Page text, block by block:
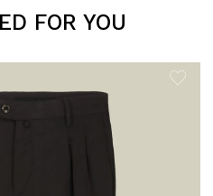
FOR YOU